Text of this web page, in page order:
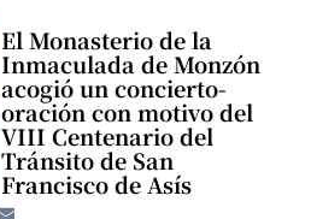
El Monasterio de la
Inmaculada de Monzón
acogió un concierto-
oración con motivo del
VIII Centenario del
Tránsito de San
Francisco de Asís